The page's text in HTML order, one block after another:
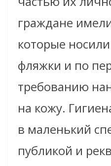
граждане
которые
фляжки и по
требованию
на кожу.
в маленький
публикой и